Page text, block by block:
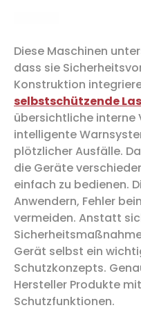
Diese Maschinen
dass sie
Konstruktion
selbstschützende
übersichtliche interne
intelligente
plötzlicher Ausfälle.
die Geräte
einfach zu bedienen.
Anwendern, Fehler
vermeiden. Anstatt
Gerät selbst ein
Schutzkonzepts.
Hersteller Produkte
Schutzfunktionen.